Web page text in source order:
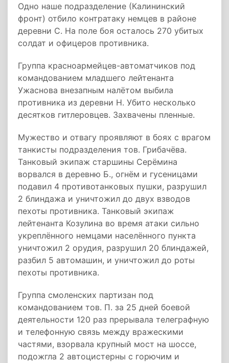
Одно наше подразделение (Калининский
фронт) отбило контратаку немцев в районе
деревни С. На поле боя осталось 270 убитых
солдат и офицеров противника.
Группа красноармейцев-автоматчиков под
командованием младшего лейтенанта
Ужаснова внезапным налётом выбила
противника из деревни Н. Убито несколько
десятков гитлеровцев. Захвачены пленные.
Мужество и отвагу проявляют в боях с врагом
танкисты подразделения тов. Грибачёва.
Танковый экипаж старшины Серёмина
ворвался в деревню Б., огнём и гусеницами
подавил 4 противотанковых пушки, разрушил
2 блиндажа и уничтожил до двух взводов
пехоты противника. Танковый экипаж
лейтенанта Козулина во время атаки сильно
укреплённого немцами населённого пункта
уничтожил 2 орудия, разрушил 20 блиндажей,
разбил 5 автомашин, и уничтожил до роты
пехоты противника.
Группа смоленских партизан под
командованием тов. П. за 25 дней боевой
деятельности 120 раз прерывала телеграфную
и телефонную связь между вражескими
частями, взорвала крупный мост на шоссе,
подожгла 2 автоцистерны с горючим и